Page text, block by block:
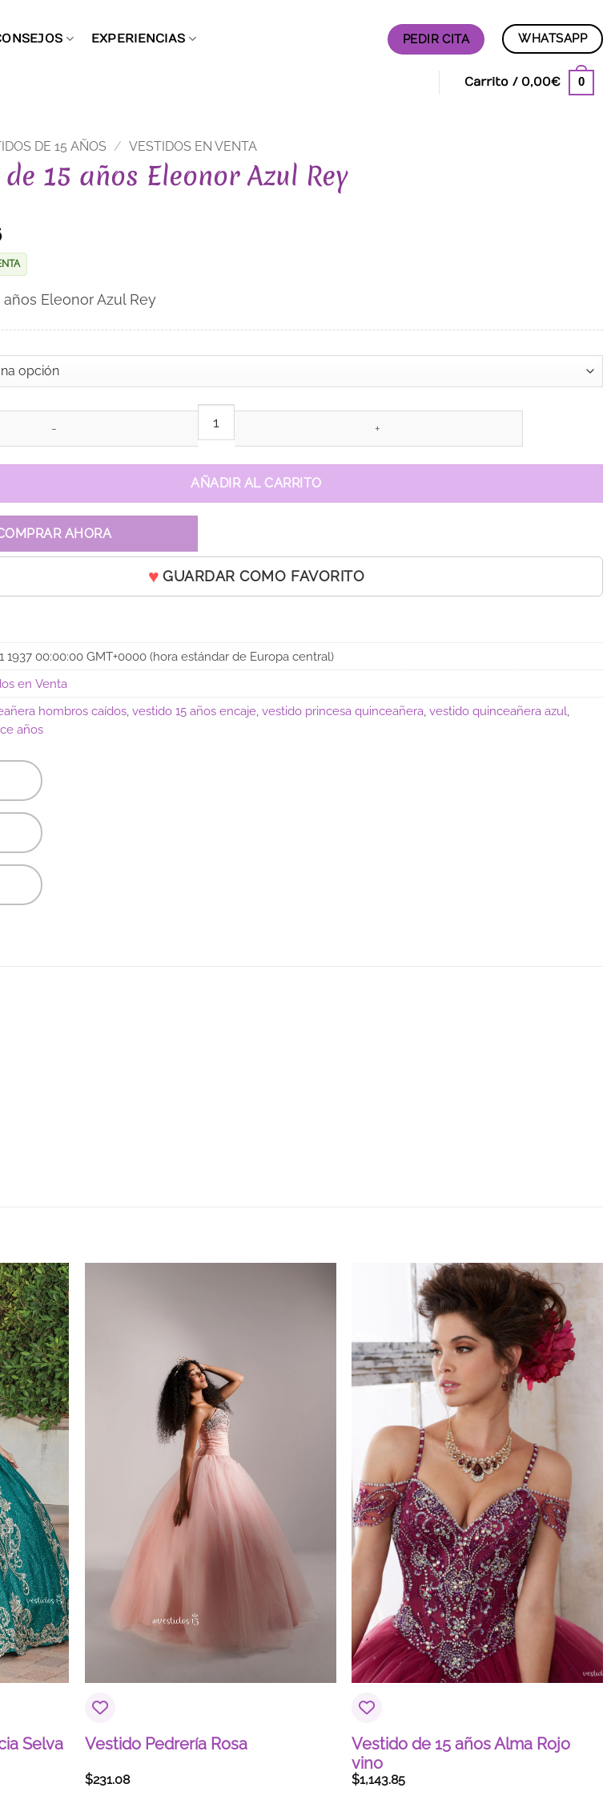
EXPERIENCIAS PEDIR CITA WHATSAPP
Carrito / 0,00€ 0
DE 15 AÑOS / VESTIDOS EN VENTA
15 años Eleonor Azul Rey
Eleonor Azul Rey
Eleonor Azul Rey cantidad
AÑADIR AL CARRITO
AHORA
GUARDAR COMO FAVORITO
1937 00:00:00 GMT+0000 (hora estándar de Europa central)
en Venta
hombros caídos vestido 15 años encaje vestido princesa quinceañera vestido quinceañera azul
años
Selva
Vestido Pedrería Rosa
$231.08
Vestido de 15 años Alma Rojo
vino
$1,143.85